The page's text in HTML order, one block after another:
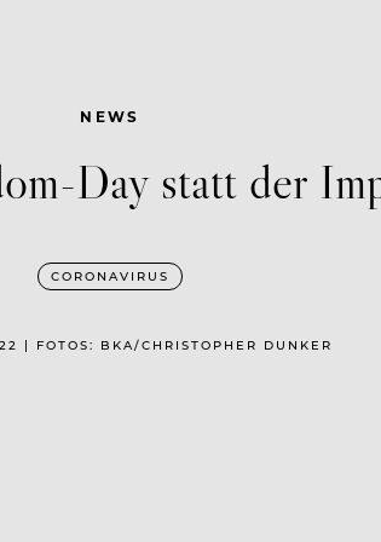
NEWS
Day statt der
CORONAVIRUS
| FOTOS: BKA/CHRISTOPHER DUNKER